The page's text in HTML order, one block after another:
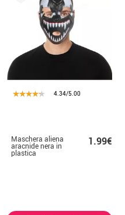
4.34/5.00
Maschera aliena
aracnide nera in
plastica
1.99€